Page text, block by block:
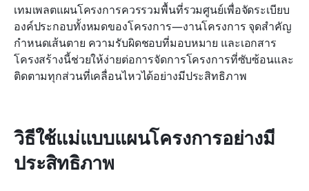
เทมเพลตแผนโครงการควรรวมพื้นที่รวมศูนย์เพื่อจัดระเบียบ
องค์ประกอบทั้งหมดของโครงการ—งานโครงการ จุดสำคัญ
กำหนดเส้นตาย ความรับผิดชอบที่มอบหมาย และเอกสาร
โครงสร้างนี้ช่วยให้ง่ายต่อการจัดการโครงการที่ซับซ้อนและ
ติดตามทุกส่วนที่เคลื่อนไหวได้อย่างมีประสิทธิภาพ
วิธีใช้แม่แบบแผนโครงการอย่างมี
ประสิทธิภาพ